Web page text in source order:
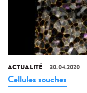
ACTUALITÉ 30.04.2020
Cellules souches